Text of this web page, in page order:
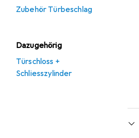
Zubehör Türbeschlag
Dazugehörig
Türschloss +
Schliesszylinder